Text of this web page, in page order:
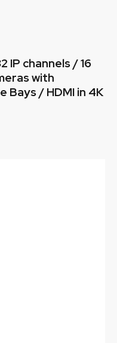
IP channels / 16
with
Bays / HDMI in 4K